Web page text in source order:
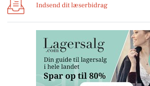
Indsend dit læserbidrag